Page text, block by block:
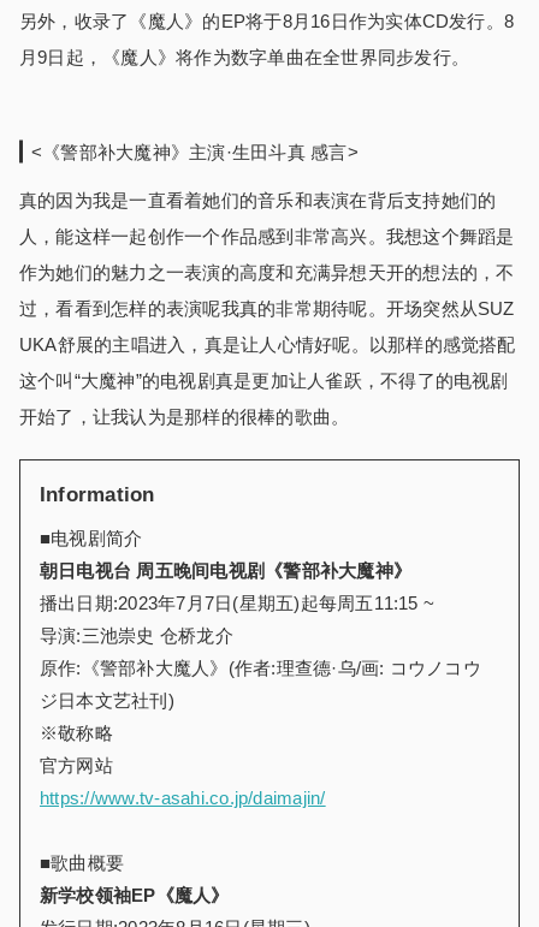
另外，收录了《魔人》的EP将于8月16日作为实体CD发行。8
月9日起，《魔人》将作为数字单曲在全世界同步发行。
<《警部补大魔神》主演·生田斗真 感言>
真的因为我是一直看着她们的音乐和表演在背后支持她们的
人，能这样一起创作一个作品感到非常高兴。我想这个舞蹈是
作为她们的魅力之一表演的高度和充满异想天开的想法的，不
过，看看到怎样的表演呢我真的非常期待呢。开场突然从SUZ
UKA舒展的主唱进入，真是让人心情好呢。以那样的感觉搭配
这个叫“大魔神”的电视剧真是更加让人雀跃，不得了的电视剧
开始了，让我认为是那样的很棒的歌曲。
Information
■电视剧简介
朝日电视台 周五晚间电视剧《警部补大魔神》
播出日期:2023年7月7日(星期五)起每周五11:15 ~
导演:三池崇史 仓桥龙介
原作:《警部补大魔人》(作者:理查德·乌/画: コウノコウ
ジ日本文艺社刊)
※敬称略
官方网站
https://www.tv-asahi.co.jp/daimajin/
■歌曲概要
新学校领袖EP《魔人》